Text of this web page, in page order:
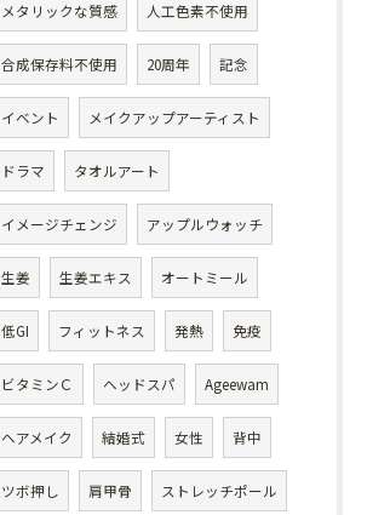
メタリックな質感 人工色素不使用
合成保存料不使用 20周年 記念
イベント メイクアップアーティスト
ドラマ タオルアート
イメージチェンジ アップルウォッチ
生姜 生姜エキス オートミール
低GI フィットネス 発熱 免疫
ビタミンＣ ヘッドスパ Ageewam
ヘアメイク 結婚式 女性 背中
ツボ押し 肩甲骨 ストレッチポール